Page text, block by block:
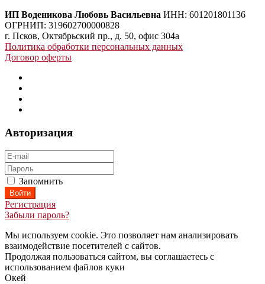
ИП Воденикова Любовь Васильевна ИНН: 601201801136
ОГРНИП: 319602700000828
г. Псков, Октябрьский пр., д. 50, офис 304а
Политика обработки персональных данных
Договор оферты
Авторизация
Запомнить
Регистрация
Забыли пароль?
Мы используем cookie. Это позволяет нам анализировать
взаимодействие посетителей с сайтов.
Продолжая пользоваться сайтом, вы соглашаетесь с
использованием файлов куки
Окей